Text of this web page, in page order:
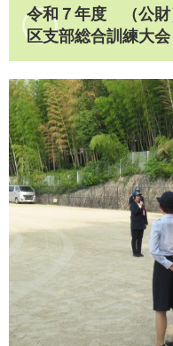
令和７年度 （公財
区支部総合訓練大会